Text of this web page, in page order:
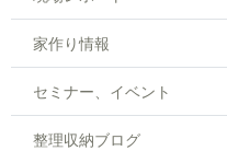
家作り情報
セミナー、イベント
整理収納ブログ